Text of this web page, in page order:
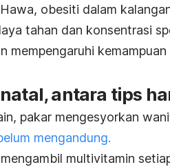
obesiti dalam
tahan dan konsentrasi
mempengaruhi
antara tips
pakar mengesyorkan
mengandung.
multivitamin